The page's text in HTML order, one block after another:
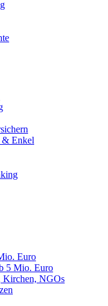
& Enkel
Euro
5 Mio. Euro
Kirchen, NGOs